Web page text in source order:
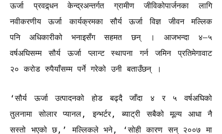
ऊर्जा प्रवद्र्धन केन्द्रअन्तर्गत ग्रामीण जीविकोपार्जनका लागि
नवीकरणीय ऊर्जा कार्यक्रमका सौर्य ऊर्जा विज्ञ जीवन मल्लिक
पनि अधिकारीको भनाइसँग सहमत छन् । आजभन्दा ४–५
वर्षअघिसम्म सौर्य ऊर्जा प्लान्ट स्थापना गर्न जमिन प्रतिमेगावाट
२० करोड रुपैयाँसम्म पर्ने गरेको उनी बताउँछन् ।
‘सौर्य ऊर्जा उत्पादनको होड बढ्दै जाँदा ४ र ५ वर्षअघिको
तुलनामा सोलार प्यानल, इन्भर्टर, ब्याट्री सबैको मूल्य आधा नै
सस्तो भएको छ,’ मल्लिकले भने, ‘सोही कारण सन् २००७ मा